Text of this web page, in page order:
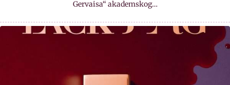
Gervaisa“ akademskog…